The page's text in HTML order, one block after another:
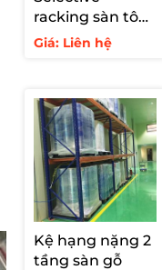
racking sàn tôn
1 tầng 1500kg
Giá: Liên hệ
Kệ hạng nặng 2
tầng sàn gỗ